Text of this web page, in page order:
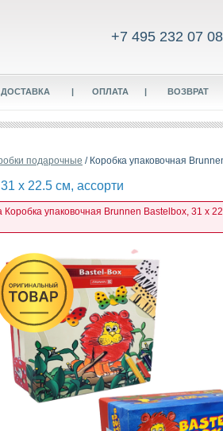
+7 495 232 07 08
ДОСТАВКА | ОПЛАТА | ВОЗВРАТ
подарочные / Коробка упаковочная
х 22.5 см, ассорти
упаковочная Brunnen Bastelbox, 31 х